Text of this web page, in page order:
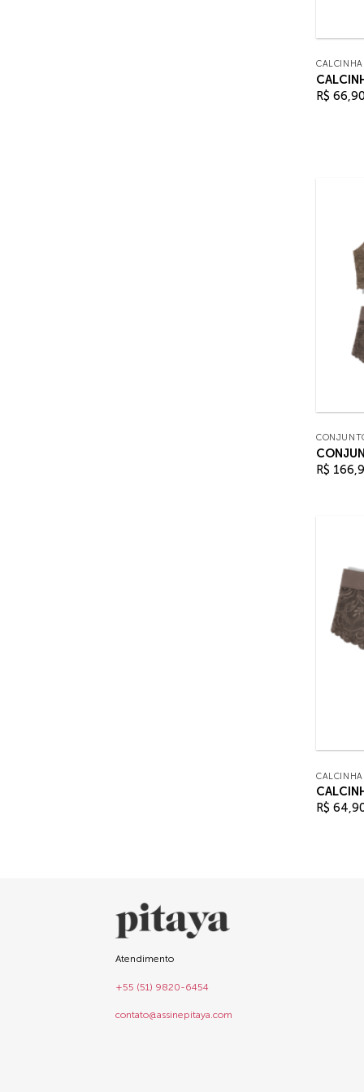
R$ 66,90
R$
R$
Atendimento
+55 (51) 9820-6454
contato@assinepitaya.com